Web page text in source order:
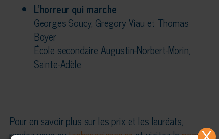
L’horreur qui marche
Georges Soucy, Gregory Viau et Thomas
Boyer
École secondaire Augustin-Norbert-Morin,
Sainte-Adèle
Pour en savoir plus sur les prix et les lauréats,
rendez-vous autechnoscience.caet visitez lapage